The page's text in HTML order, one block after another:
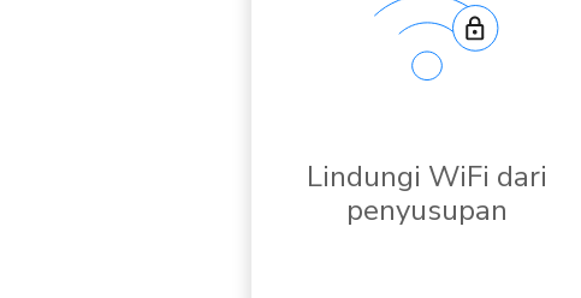
Lindungi WiFi dari
penyusupan